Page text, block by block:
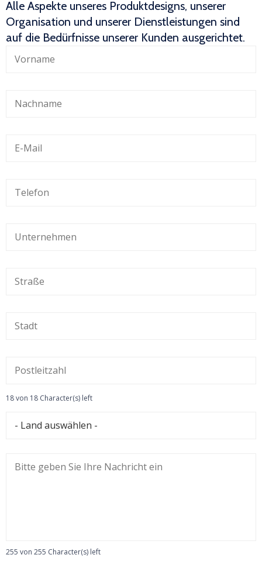
Alle Aspekte unseres Produktdesigns, unserer
Organisation und unserer Dienstleistungen sind
auf die Bedürfnisse unserer Kunden ausgerichtet.
18 von 18 Character(s) left
255 von 255 Character(s) left